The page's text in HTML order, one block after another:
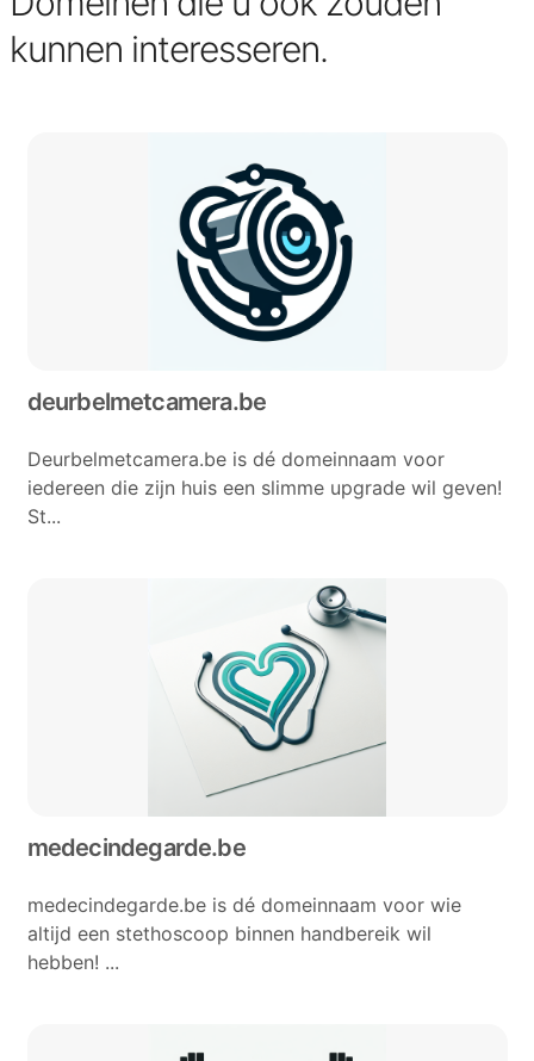
kunnen interesseren.
deurbelmetcamera.be
Deurbelmetcamera.be is dé domeinnaam voor
iedereen die zijn huis een slimme upgrade wil geven!
St...
medecindegarde.be
medecindegarde.be is dé domeinnaam voor wie
altijd een stethoscoop binnen handbereik wil
hebben! ...